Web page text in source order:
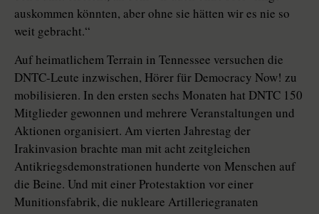
auskommen könnten, aber ohne sie hätten wir es nie so
weit gebracht.“
Auf heimatlichem Terrain in Tennessee versuchen die
DNTC-Leute inzwischen, Hörer für Democracy Now! zu
mobilisieren. In den ersten sechs Monaten hat DNTC 150
Mitglieder gewonnen und mehrere Veranstaltungen und
Aktionen organisiert. Am vierten Jahrestag der
Irakinvasion brachte man mit acht zeitgleichen
Antikriegsdemonstrationen hunderte von Menschen auf
die Beine. Und mit einer Protestaktion vor einer
Munitionsfabrik, die nukleare Artilleriegranaten